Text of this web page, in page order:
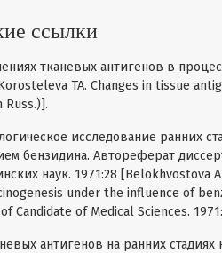
ссылки
тканевых антигенов в
TA. Changes in tissue
Russ.)].
исследование ранних
бензидина. Автореферат
наук. 1971:28 [Belokhvostova
under the influence of
Candidate of Medical Sciences.
антигенов на ранних